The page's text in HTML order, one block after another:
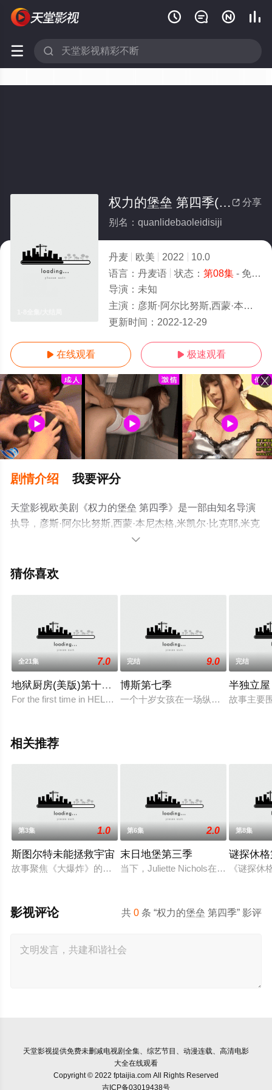
   
 
 分享
权力的堡垒 第四季(全集)
别名：quanlidebaoleidisiji
丹麦 欧美 2022
10.0
语言： 丹麦语 状态： 第08集- 免费在线观看
导演： 未知
主演： 彦斯·阿尔比努斯,西蒙·本尼杰格,米凯尔·比克耶,米克尔·福尔斯加德,Svend,Hardenberg,莫滕·基尔斯果,西瑟·巴比特·科
更新时间： 2022-12-29
 在线观看  极速观看
剧情介绍 我要评分
天堂影视欧美剧《权力的堡垒 第四季》是一部由知名导演
执导，彦斯·阿尔比努斯,西蒙·本尼杰格,米凯尔·比克耶,米克
尔·福尔斯加德,Svend,Hardenberg,莫滕·基尔斯果,西瑟·巴
灵,拉斯·米克尔森,马格努斯·米兰,彼得·米金
高清无删减完整版电视剧全集就上天堂电影网，更多相关
信息可移步至豆瓣电视剧、电视猫或剧情网等平台了解。

猜你喜欢
全21集 7.0
地狱厨房(美版)第十一季
For the first time in HELL&#39;S
完结 9.0
博斯第七季
一个十岁女孩在一场纵火火灾中丧生
完结
半独立屋
故事主要
相关推荐
第3集 1.0
斯图尔特未能拯救宇宙
故事聚焦《大爆炸》的漫画书老板斯图尔特·布鲁姆，他弄坏了
第6集 2.0
末日地堡第三季
当下，Juliette Nichols在被迫接受“净
第8集
谜探休
《谜探休
共0 条 “权力的堡垒 第四季” 影评
影视评论
天堂影视提供免费未删减电视剧全集、综艺节目、动漫连载、高清电影
大全在线观看
Copyright © 2022 fptaijia.com All Rights Reserved
吉ICP备03019438号